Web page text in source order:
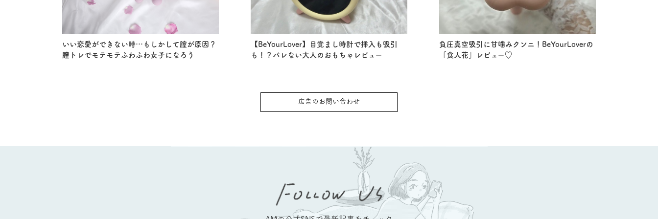
いい恋愛ができない時…もしかして膣が原因？
膣トレでモテモテふわふわ女子になろう
【BeYourLover】目覚まし時計で挿入も吸引
も！？バレない大人のおもちゃレビュー
負圧真空吸引に甘噛みクンニ！BeYourLoverの
「食人花」レビュー♡
広告のお問い合わせ